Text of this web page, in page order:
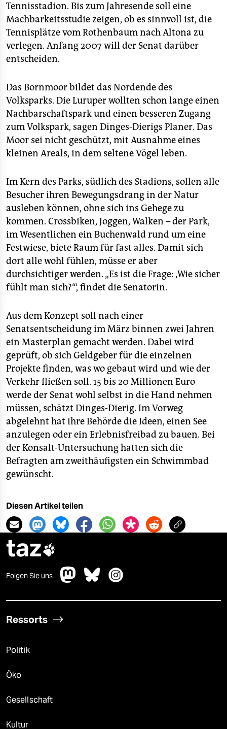
Tennisstadion. Bis zum Jahresende soll eine
Machbarkeitsstudie zeigen, ob es sinnvoll ist, die
Tennisplätze vom Rothenbaum nach Altona zu
verlegen. Anfang 2007 will der Senat darüber
entscheiden.
Das Bornmoor bildet das Nordende des
Volksparks. Die Luruper wollten schon lange einen
Nachbarschaftspark und einen besseren Zugang
zum Volkspark, sagen Dinges-Dierigs Planer. Das
Moor sei nicht geschützt, mit Ausnahme eines
kleinen Areals, in dem seltene Vögel leben.
Im Kern des Parks, südlich des Stadions, sollen alle
Besucher ihren Bewegungsdrang in der Natur
ausleben können, ohne sich ins Gehege zu
kommen. Crossbiken, Joggen, Walken – der Park,
im Wesentlichen ein Buchenwald rund um eine
Festwiese, biete Raum für fast alles. Damit sich
dort alle wohl fühlen, müsse er aber
durchsichtiger werden. „Es ist die Frage: ‚Wie sicher
fühlt man sich?‘“, findet die Senatorin.
Aus dem Konzept soll nach einer
Senatsentscheidung im März binnen zwei Jahren
ein Masterplan gemacht werden. Dabei wird
geprüft, ob sich Geldgeber für die einzelnen
Projekte finden, was wo gebaut wird und wie der
Verkehr fließen soll. 15 bis 20 Millionen Euro
werde der Senat wohl selbst in die Hand nehmen
müssen, schätzt Dinges-Dierig. Im Vorweg
abgelehnt hat ihre Behörde die Ideen, einen See
anzulegen oder ein Erlebnisfreibad zu bauen. Bei
der Konsalt-Untersuchung hatten sich die
Befragten am zweithäufigsten ein Schwimmbad
gewünscht.
Diesen Artikel teilen
taz
Folgen Sie uns
Ressorts
Politik
Öko
Gesellschaft
Kultur